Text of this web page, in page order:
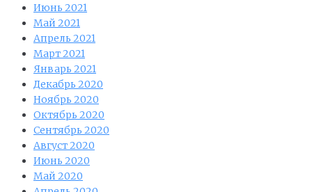
Июнь 2021
Май 2021
Апрель 2021
Март 2021
Январь 2021
Декабрь 2020
Ноябрь 2020
Октябрь 2020
Сентябрь 2020
Август 2020
Июнь 2020
Май 2020